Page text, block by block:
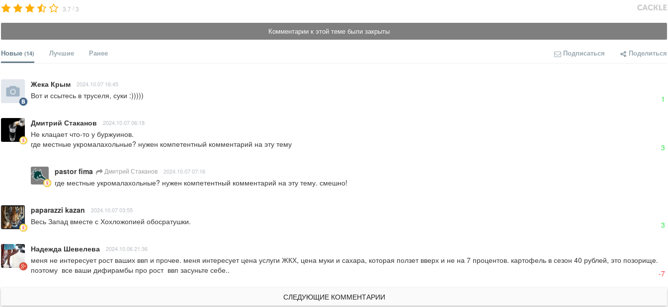
3.7 /3
Комментарии к этой теме были закрыты
Новые (14) Лучшие Ранее Подписаться Поделиться
Жека Крым 2024.10.07 16:45
Вот и ссытесь в труселя, суки :))))) 1
Дмитрий Стаканов 2024.10.07 06:18
Не клацает что-то у буржуинов.
где местные укромалахольные? нужен компетентный комментарий на эту тему
3
pastor fima Дмитрий Стаканов 2024.10.07 07:16
где местные укромалахольные? нужен компетентный комментарий на эту тему. смешно!
paparazzi kazan 2024.10.07 03:55
Весь Запад вместе с Хохложопией обосратушки. 3
Надежда Шевелева 2024.10.06 21:36
меня не интересует рост ваших ввп и прочее. меня интересует цена услуги ЖКХ, цена муки и сахара, которая ползет вверх и не на 7 процентов. картофель в сезон 40 рублей, это позорище.
поэтому  все ваши дифирамбы про рост  ввп засуньте себе..
-7
СЛЕДУЮЩИЕ КОММЕНТАРИИ